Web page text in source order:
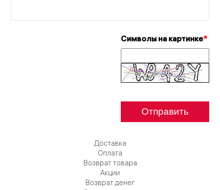
Символы на картинке*
Доставка
Оплата
Возврат товара
Акции
Возврат денег